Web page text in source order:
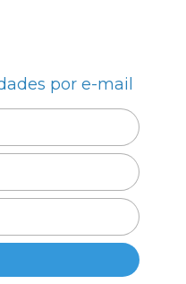
por e-mail